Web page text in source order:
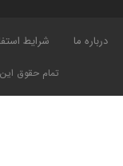
تمام حقوق
درباره ما شرایط